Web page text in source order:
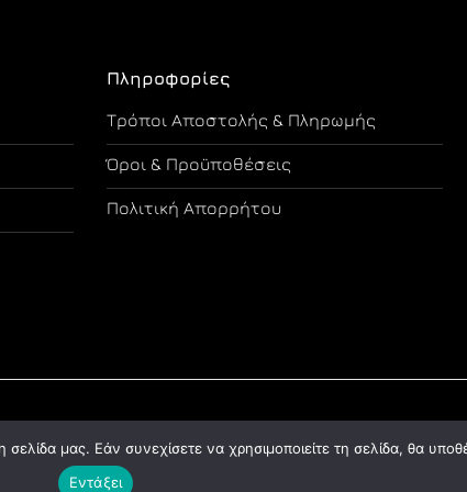
Πληροφορίες
Τρόποι Αποστολής & Πληρωμής
Όροι & Προϋποθέσεις
Πολιτική Απορρήτου
Designed and Developed by Tsama Graphics
μας. Εάν συνεχίσετε να χρησιμοποιείτε τη σελίδα, θα
Εντάξει